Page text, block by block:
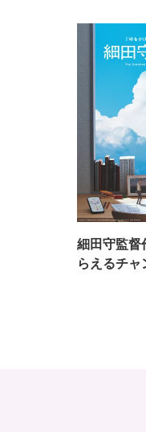
細田守監督
らえるチャ